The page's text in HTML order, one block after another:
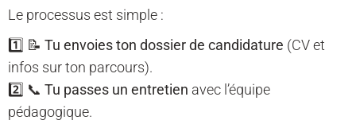
Le processus est simple :
1️⃣ 📝 Tu envoies ton dossier de candidature (CV et
infos sur ton parcours).
2️⃣ 📞 Tu passes un entretien avec l’équipe
pédagogique.